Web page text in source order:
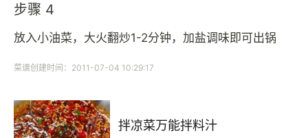
步骤 4
放入小油菜，大火翻炒1-2分钟，加盐调味即可出锅
菜谱创建时间：2011-07-04 10:29:17
拌凉菜万能拌料汁